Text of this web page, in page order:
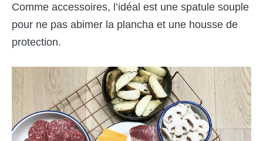
Comme accessoires, l’idéal est une spatule souple
pour ne pas abimer la plancha et une housse de
protection.